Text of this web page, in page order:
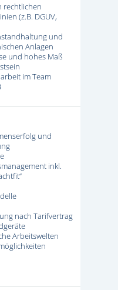
rechtlichen
(z.B. DGUV,
und
Anlagen
und hohes Maß
im Team
und
inkl.
nach Tarifvertrag
Arbeitswelten